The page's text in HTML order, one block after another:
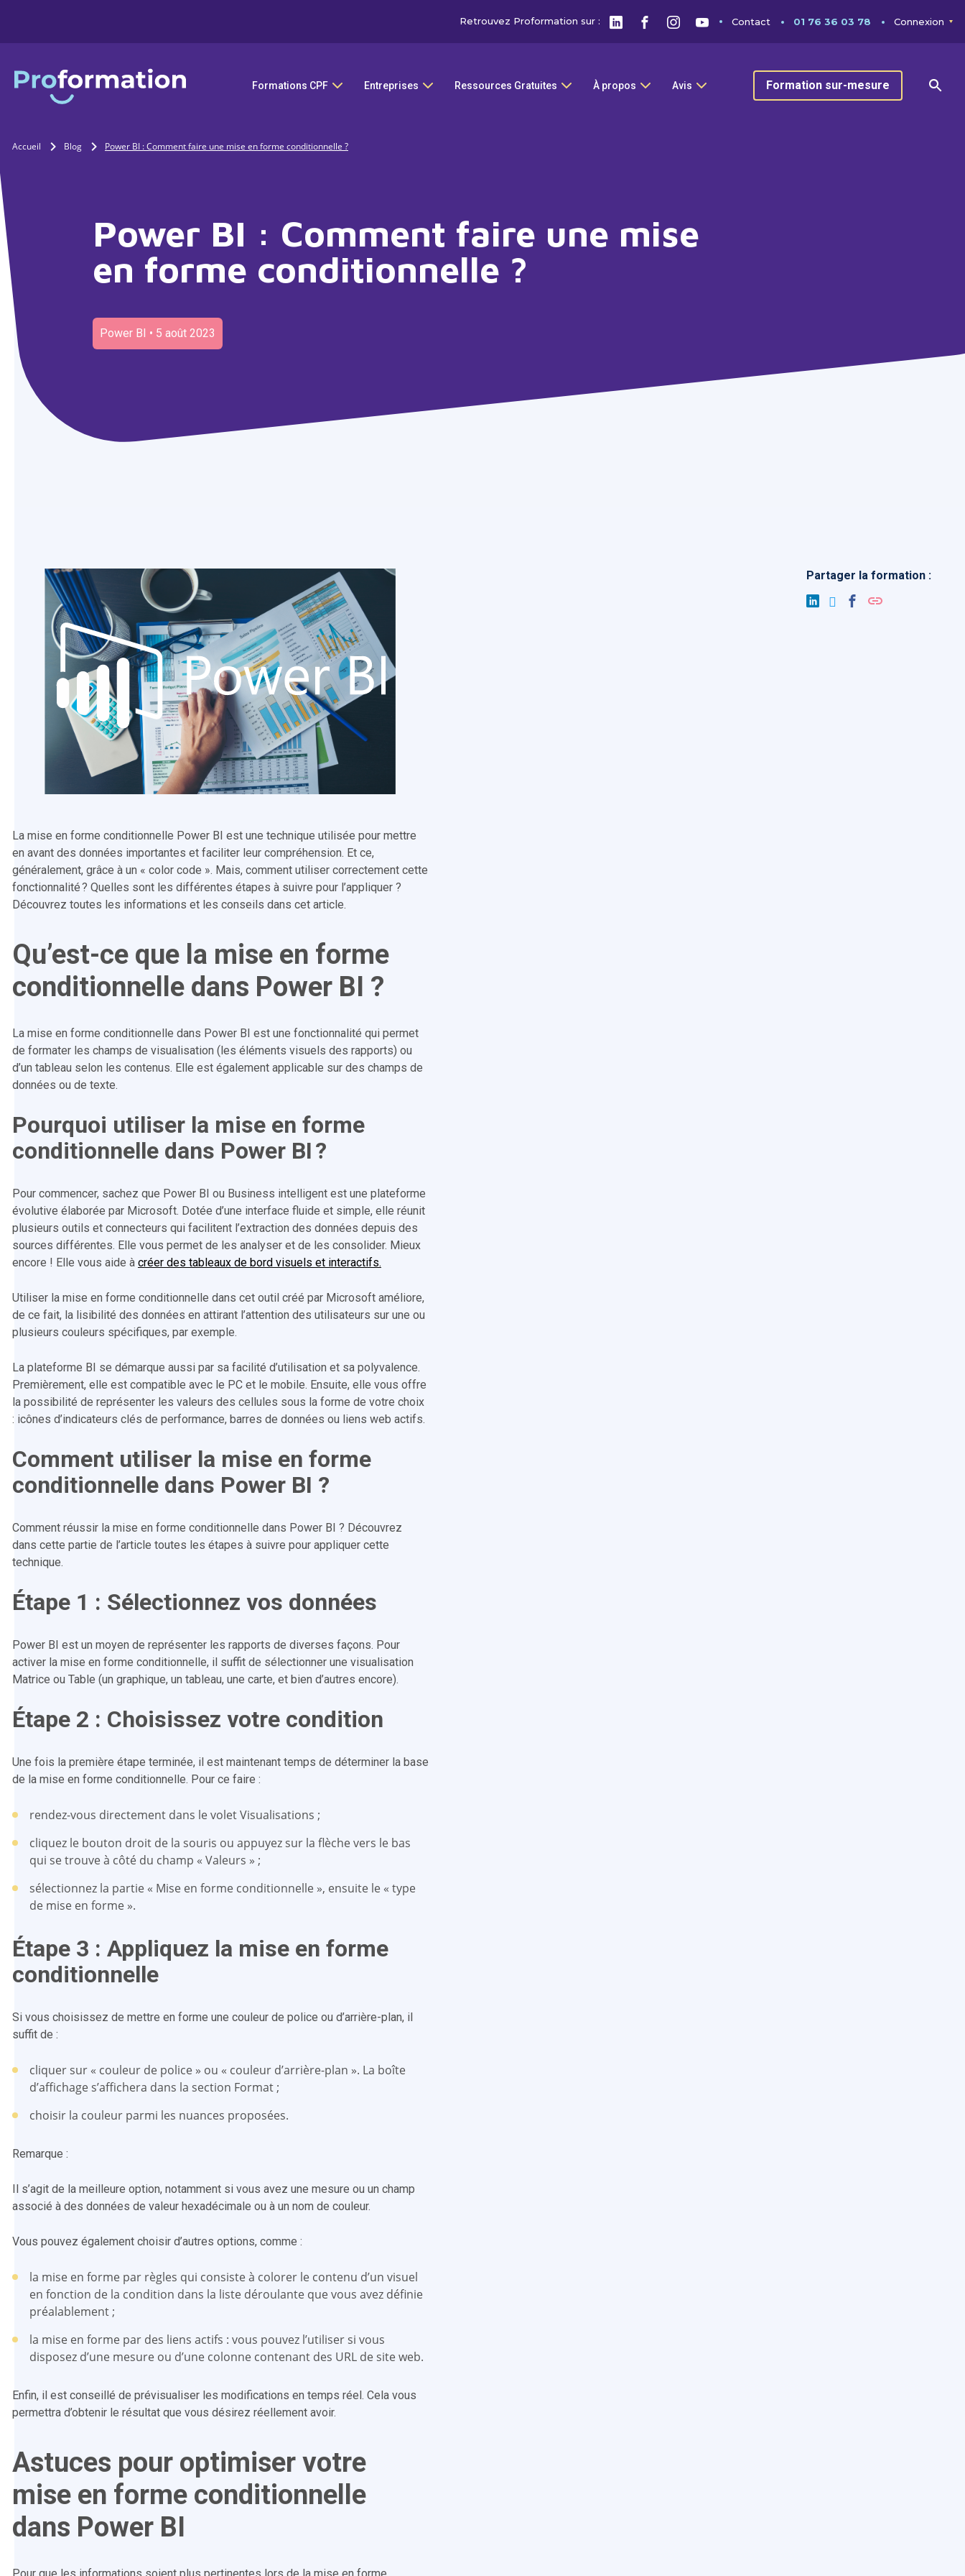
Retrouvez Proformation sur : Contact 01 76 36 03 78 Connexion
Formations CPF Entreprises Ressources Gratuites À propos Avis Formation sur-mesure
Accueil Blog Power BI : Comment faire une mise en forme conditionnelle ?
Power BI : Comment faire une mise
en forme conditionnelle ?
Power BI • 5 août 2023
Partager la formation :
La mise en forme conditionnelle Power BI est une technique utilisée pour mettre
en avant des données importantes et faciliter leur compréhension. Et ce,
généralement, grâce à un « color code ». Mais, comment utiliser correctement cette
fonctionnalité ? Quelles sont les différentes étapes à suivre pour l’appliquer ?
Découvrez toutes les informations et les conseils dans cet article.
Qu’est-ce que la mise en forme
conditionnelle dans Power BI ?
La mise en forme conditionnelle dans Power BI est une fonctionnalité qui permet
de formater les champs de visualisation (les éléments visuels des rapports) ou
d’un tableau selon les contenus. Elle est également applicable sur des champs de
données ou de texte.
Pourquoi utiliser la mise en forme
conditionnelle dans Power BI ?
Pour commencer, sachez que Power BI ou Business intelligent est une plateforme
évolutive élaborée par Microsoft. Dotée d’une interface fluide et simple, elle réunit
plusieurs outils et connecteurs qui facilitent l’extraction des données depuis des
sources différentes. Elle vous permet de les analyser et de les consolider. Mieux
encore ! Elle vous aide à créer des tableaux de bord visuels et interactifs.
Utiliser la mise en forme conditionnelle dans cet outil créé par Microsoft améliore,
de ce fait, la lisibilité des données en attirant l’attention des utilisateurs sur une ou
plusieurs couleurs spécifiques, par exemple.
La plateforme BI se démarque aussi par sa facilité d’utilisation et sa polyvalence.
Premièrement, elle est compatible avec le PC et le mobile. Ensuite, elle vous offre
la possibilité de représenter les valeurs des cellules sous la forme de votre choix
: icônes d’indicateurs clés de performance, barres de données ou liens web actifs.
Comment utiliser la mise en forme
conditionnelle dans Power BI ?
Comment réussir la mise en forme conditionnelle dans Power BI ? Découvrez
dans cette partie de l’article toutes les étapes à suivre pour appliquer cette
technique.
Étape 1 : Sélectionnez vos données
Power BI est un moyen de représenter les rapports de diverses façons. Pour
activer la mise en forme conditionnelle, il suffit de sélectionner une visualisation
Matrice ou Table (un graphique, un tableau, une carte, et bien d’autres encore).
Étape 2 : Choisissez votre condition
Une fois la première étape terminée, il est maintenant temps de déterminer la base
de la mise en forme conditionnelle. Pour ce faire :
rendez-vous directement dans le volet Visualisations ;
cliquez le bouton droit de la souris ou appuyez sur la flèche vers le bas
qui se trouve à côté du champ « Valeurs » ;
sélectionnez la partie « Mise en forme conditionnelle », ensuite le « type
de mise en forme ».
Étape 3 : Appliquez la mise en forme
conditionnelle
Si vous choisissez de mettre en forme une couleur de police ou d’arrière-plan, il
suffit de :
cliquer sur « couleur de police » ou « couleur d’arrière-plan ». La boîte
d’affichage s’affichera dans la section Format ;
choisir la couleur parmi les nuances proposées.
Remarque :
Il s’agit de la meilleure option, notamment si vous avez une mesure ou un champ
associé à des données de valeur hexadécimale ou à un nom de couleur.
Vous pouvez également choisir d’autres options, comme :
la mise en forme par règles qui consiste à colorer le contenu d’un visuel
en fonction de la condition dans la liste déroulante que vous avez définie
préalablement ;
la mise en forme par des liens actifs : vous pouvez l’utiliser si vous
disposez d’une mesure ou d’une colonne contenant des URL de site web.
Enfin, il est conseillé de prévisualiser les modifications en temps réel. Cela vous
permettra d’obtenir le résultat que vous désirez réellement avoir.
Astuces pour optimiser votre
mise en forme conditionnelle
dans Power BI